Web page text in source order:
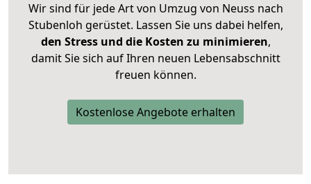
Wir sind für jede Art von Umzug von Neuss nach
Stubenloh gerüstet. Lassen Sie uns dabei helfen,
den Stress und die Kosten zu minimieren,
damit Sie sich auf Ihren neuen Lebensabschnitt
freuen können.
Kostenlose Angebote erhalten